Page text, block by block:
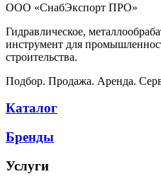
ООО «СнабЭкспорт ПРО»
Гидравлическое,
инструмент для
строительства.
Подбор. Продажа. Аренда.
Каталог
Бренды
Услуги